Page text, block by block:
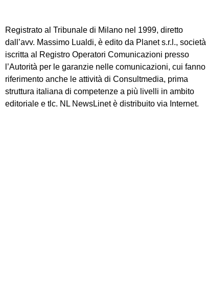
Registrato al Tribunale di Milano nel 1999, diretto
dall’avv. Massimo Lualdi, è edito da Planet s.r.l., società
iscritta al Registro Operatori Comunicazioni presso
l’Autorità per le garanzie nelle comunicazioni, cui fanno
riferimento anche le attività di Consultmedia, prima
struttura italiana di competenze a più livelli in ambito
editoriale e tlc. NL NewsLinet è distribuito via Internet.